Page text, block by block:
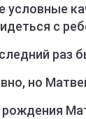
условные
с
раз
но